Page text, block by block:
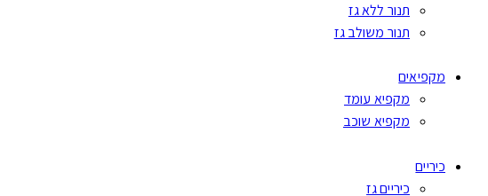
תנור ללא גז
תנור משולב גז
מקפיאים
מקפיא עומד
מקפיא שוכב
כיריים
כיריים גז